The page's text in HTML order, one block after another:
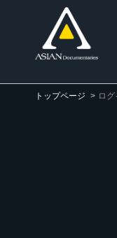
トップページ ログ